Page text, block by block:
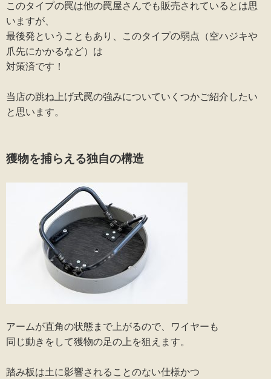
このタイプの罠は他の罠屋さんでも販売されているとは思
いますが、
最後発ということもあり、このタイプの弱点（空ハジキや
爪先にかかるなど）は
対策済です！
当店の跳ね上げ式罠の強みについていくつかご紹介したい
と思います。
獲物を捕らえる独自の構造
アームが直角の状態まで上がるので、ワイヤーも
同じ動きをして獲物の足の上を狙えます。
踏み板は土に影響されることのない仕様かつ